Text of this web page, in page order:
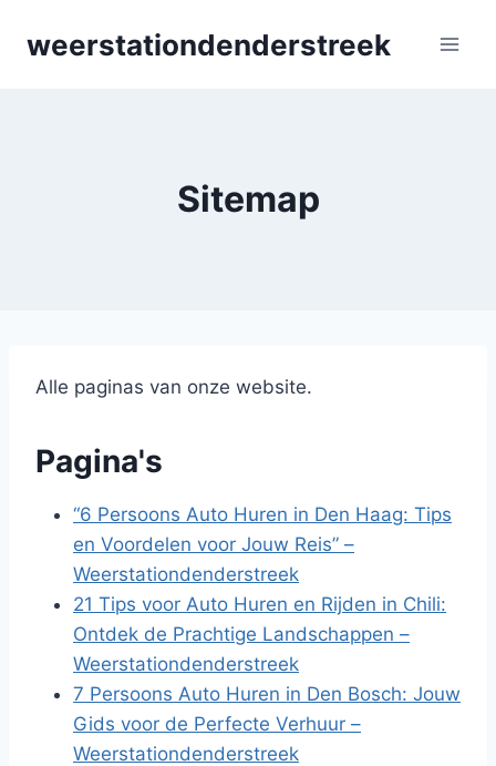
weerstationdenderstreek
Sitemap
Alle paginas van onze website.
Pagina's
“6 Persoons Auto Huren in Den Haag: Tips
en Voordelen voor Jouw Reis” –
Weerstationdenderstreek
21 Tips voor Auto Huren en Rijden in Chili:
Ontdek de Prachtige Landschappen –
Weerstationdenderstreek
7 Persoons Auto Huren in Den Bosch: Jouw
Gids voor de Perfecte Verhuur –
Weerstationdenderstreek